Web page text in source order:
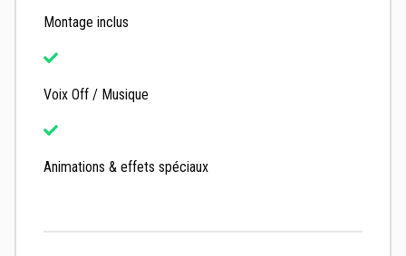
Montage inclus
Voix Off / Musique
Animations & effets spéciaux